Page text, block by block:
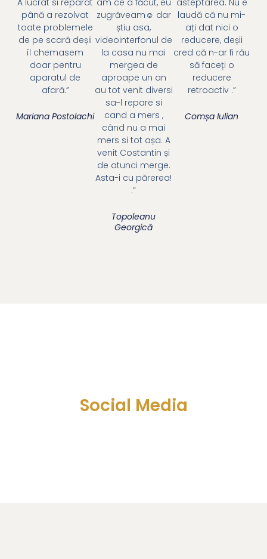
A lucrat si reparat
până a rezolvat
toate problemele
de pe scară deșii
îl chemasem
doar pentru
aparatul de
afară.”
Mariana Postolachi
am ce a făcut, eu
zugrăveam☺ dar
știu asa,
videointerfonul de
la casa nu mai
mergea de
aproape un an
au tot venit diversi
sa-l repare si
cand a mers ,
când nu a mai
mers si tot așa. A
venit Costantin și
de atunci merge.
Asta-i cu părerea!
.”
Topoleanu
Georgică
asteptarea. Nu e
laudă că nu mi-
ați dat nici o
reducere, deșii
cred că n-ar fi rău
să faceți o
reducere
retroactiv .”
Comșa Iulian
Social Media